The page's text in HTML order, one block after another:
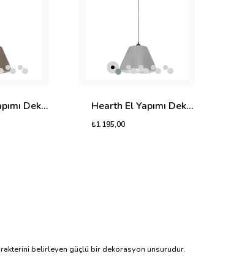
Hearth El Yapımı Dekoratif Tasarım Jüt Avize M (Bej, 450gr.) Hearth El Yapımı Dekoratif Tasarım Jüt Avize M (Ekru, 450gr.)
₺1.195,00
belirleyen güçlü bir dekorasyon unsurudur.